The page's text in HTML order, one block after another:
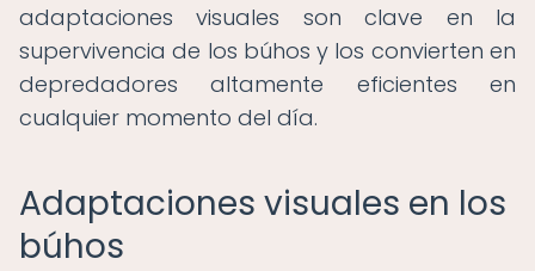
adaptaciones visuales son clave en la
supervivencia de los búhos y los convierten en
depredadores altamente eficientes en
cualquier momento del día.
Adaptaciones visuales en los
búhos